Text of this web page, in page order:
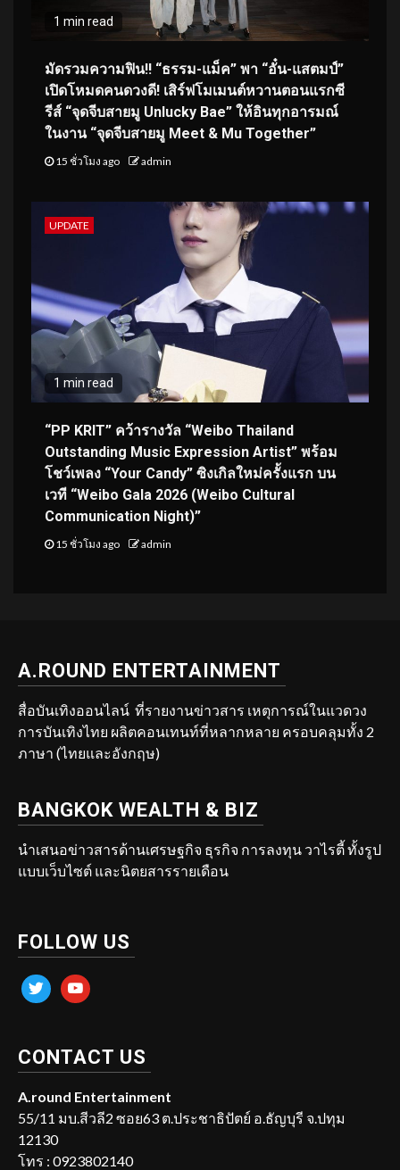
1 min read
มัดรวมความฟิน!! “ธรรม-แม็ค” พา “อั๋น-แสตมป์”
เปิดโหมดคนดวงดี! เสิร์ฟโมเมนต์หวานตอนแรกซี
รีส์ “จุดจีบสายมู Unlucky Bae” ให้อินทุกอารมณ์
ในงาน “จุดจีบสายมู Meet & Mu Together”
15 ชั่วโมง ago admin
UPDATE
1 min read
“PP KRIT” คว้ารางวัล “Weibo Thailand
Outstanding Music Expression Artist” พร้อม
โชว์เพลง “Your Candy” ซิงเกิลใหม่ครั้งแรก บน
เวที “Weibo Gala 2026 (Weibo Cultural
Communication Night)”
15 ชั่วโมง ago admin
A.ROUND ENTERTAINMENT
สื่อบันเทิงออนไลน์ ที่รายงานข่าวสาร เหตุการณ์ในแวดวง
การบันเทิงไทย ผลิตคอนเทนท์ที่หลากหลาย ครอบคลุมทั้ง 2
ภาษา (ไทยและอังกฤษ)
BANGKOK WEALTH & BIZ
นำเสนอข่าวสารด้านเศรษฐกิจ ธุรกิจ การลงทุน วาไรตี้ ทั้งรูป
แบบเว็บไซต์ และนิตยสารรายเดือน
FOLLOW US
twitter youtube
CONTACT US
A.round Entertainment
55/11 มบ.สีวลี2 ซอย63 ต.ประชาธิปัตย์ อ.ธัญบุรี จ.ปทุม
12130
โทร : 0923802140